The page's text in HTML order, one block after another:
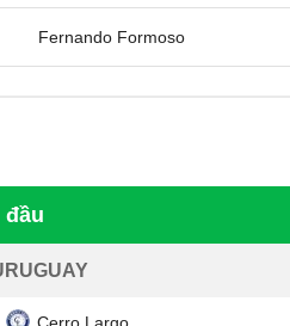
Fernando Formoso